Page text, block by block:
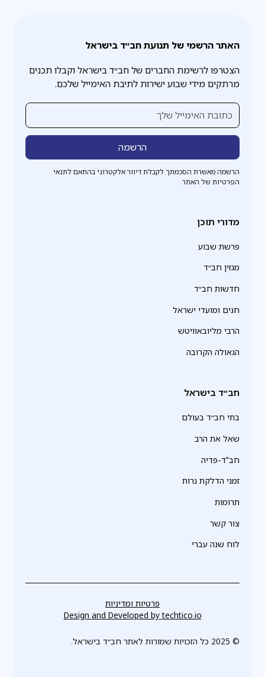
האתר הרשמי של תנועת חב״ד בישראל
הצטרפו לרשימת החברים של חב״ד בישראל וקבלו תכנים
מרתקים מידי שבוע ישירות לתיבת האימייל שלכם.
הרשמה מאשרת הסכמתך לקבלת דיוור אלקטרוני בהתאם לתנאי
הפרטיות של האתר.
מדורי תוכן
פרשת שבוע
מגזין חב״ד
חדשות חב״ד
חגים ומועדי ישראל
הרבי מליובאוויטש
הגאולה הקרובה
חב״ד בישראל
בתי חב״ד בעולם
שאל את הרב
חב"ד-פדיה
זמני הדלקת נרות
תרומות
צור קשר
לוח שנה עברי
© 2025 כל הזכויות שמורות לאתר חב״ד בישראל.
פרטיות ומדיניות
Design and Developed bytechtico.io